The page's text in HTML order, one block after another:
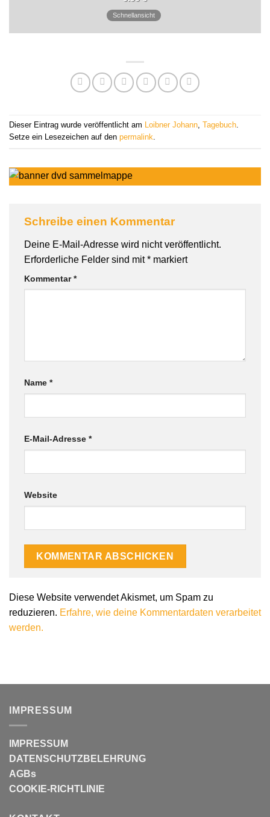
Schnellansicht
Dieser Eintrag wurde veröffentlicht am Loibner Johann, Tagebuch.
Setze ein Lesezeichen auf den permalink.
Schreibe einen Kommentar
Deine E-Mail-Adresse wird nicht veröffentlicht.
Erforderliche Felder sind mit* markiert
Kommentar*
Name *
E-Mail-Adresse *
Website
Diese Website verwendet Akismet, um Spam zu
reduzieren. Erfahre, wie deine Kommentardaten verarbeitet
werden.
IMPRESSUM
IMPRESSUM
DATENSCHUTZBELEHRUNG
AGBs
COOKIE-RICHTLINIE